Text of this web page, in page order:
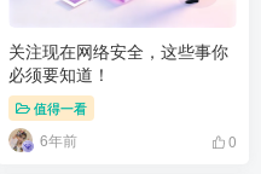
关注现在网络安全，这些事你
必须要知道！
值得一看
6年前 0